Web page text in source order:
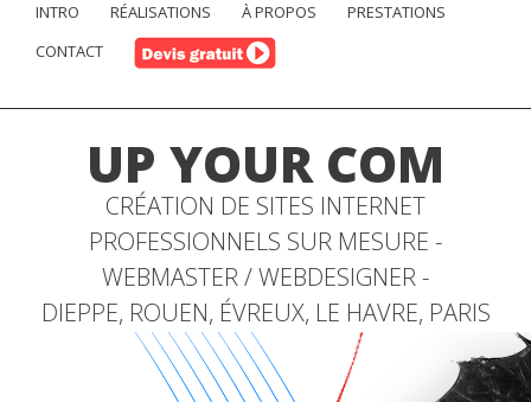
INTRO RÉALISATIONS À PROPOS
PRESTATIONS
CONTACT
UP YOUR COM
CRÉATION DE SITES INTERNET
PROFESSIONNELS SUR MESURE -
WEBMASTER / WEBDESIGNER -
DIEPPE, ROUEN, ÉVREUX, LE HAVRE, PARIS